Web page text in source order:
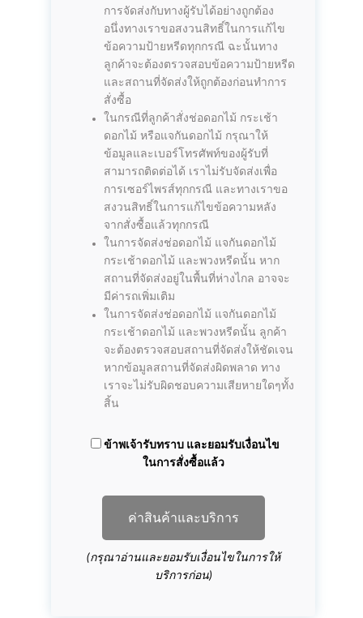
การจัดส่งกับทางผู้รับได้อย่างถูกต้อง
อนึ่งทางเราขอสงวนสิทธิ์ในการแก้ไข
ข้อความป้ายหรีดทุกกรณี ฉะนั้นทาง
ลูกค้าจะต้องตรวจสอบข้อความป้ายหรีด
และสถานที่จัดส่งให้ถูกต้องก่อนทำการ
สั่งซื้อ
ในกรณีที่ลูกค้าสั่งช่อดอกไม้ กระเช้า
ดอกไม้ หรือแจกันดอกไม้ กรุณาให้
ข้อมูลและเบอร์โทรศัพท์ของผู้รับที่
สามารถติดต่อได้ เราไม่รับจัดส่งเพื่อ
การเซอร์ไพรส์ทุกกรณี และทางเราขอ
สงวนสิทธิ์ในการแก้ไขข้อความหลัง
จากสั่งซื้อแล้วทุกกรณี
ในการจัดส่งช่อดอกไม้ แจกันดอกไม้
กระเช้าดอกไม้ และพวงหรีดนั้น หาก
สถานที่จัดส่งอยู่ในพื้นที่ห่างไกล อาจจะ
มีค่ารถเพิ่มเติม
ในการจัดส่งช่อดอกไม้ แจกันดอกไม้
กระเช้าดอกไม้ และพวงหรีดนั้น ลูกค้า
จะต้องตรวจสอบสถานที่จัดส่งให้ชัดเจน
หากข้อมูลสถานที่จัดส่งผิดพลาด ทาง
เราจะไม่รับผิดชอบความเสียหายใดๆทั้ง
สิ้น
ข้าพเจ้ารับทราบ และยอมรับเงื่อนไข
ในการสั่งซื้อแล้ว
ค่าสินค้าและบริการ
(กรุณาอ่านและยอมรับเงื่อนไขในการให้
บริการก่อน)